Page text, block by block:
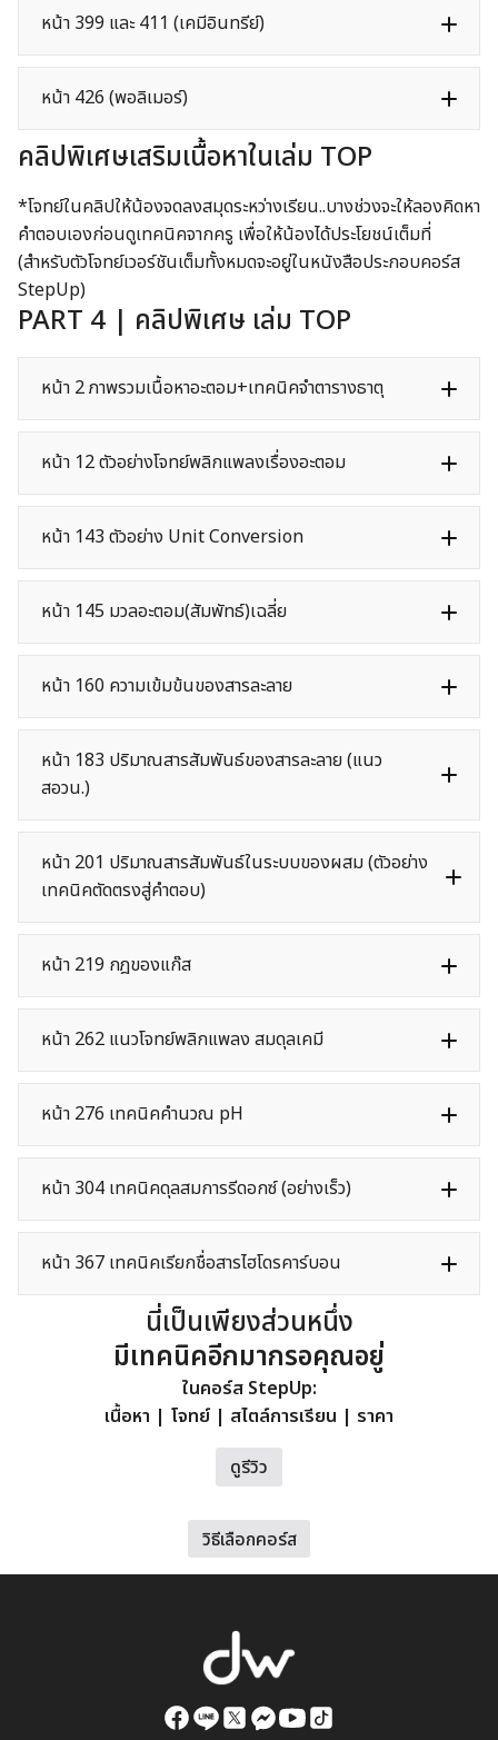
หน้า 399 และ 411 (เคมีอินทรีย์)
หน้า 426 (พอลิเมอร์)
คลิปพิเศษเสริมเนื้อหาในเล่ม TOP
*โจทย์ในคลิปให้น้องจดลงสมุดระหว่างเรียน..บางช่วงจะให้ลองคิดหา
คำตอบเองก่อนดูเทคนิคจากครู เพื่อให้น้องได้ประโยชน์เต็มที่
(สำหรับตัวโจทย์เวอร์ชันเต็มทั้งหมดจะอยู่ในหนังสือประกอบคอร์ส
StepUp)
PART 4 | คลิปพิเศษ เล่ม TOP
หน้า 2 ภาพรวมเนื้อหาอะตอม+เทคนิคจำตารางธาตุ
หน้า 12 ตัวอย่างโจทย์พลิกแพลงเรื่องอะตอม
หน้า 143 ตัวอย่าง Unit Conversion
หน้า 145 มวลอะตอม(สัมพัทธ์)เฉลี่ย
หน้า 160 ความเข้มข้นของสารละลาย
หน้า 183 ปริมาณสารสัมพันธ์ของสารละลาย (แนว
สอวน.)
หน้า 201 ปริมาณสารสัมพันธ์ในระบบของผสม (ตัวอย่าง
เทคนิคตัดตรงสู่คำตอบ)
หน้า 219 กฎของแก๊ส
หน้า 262 แนวโจทย์พลิกแพลง สมดุลเคมี
หน้า 276 เทคนิคคำนวณ pH
หน้า 304 เทคนิคดุลสมการรีดอกซ์ (อย่างเร็ว)
หน้า 367 เทคนิคเรียกชื่อสารไฮโดรคาร์บอน
นี่เป็นเพียงส่วนหนึ่ง
มีเทคนิคอีกมากรอคุณอยู่
ในคอร์ส StepUp:
เนื้อหา | โจทย์ | สไตล์การเรียน | ราคา
ดูรีวิว
วิธีเลือกคอร์ส